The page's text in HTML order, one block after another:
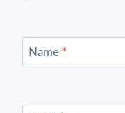
Name *